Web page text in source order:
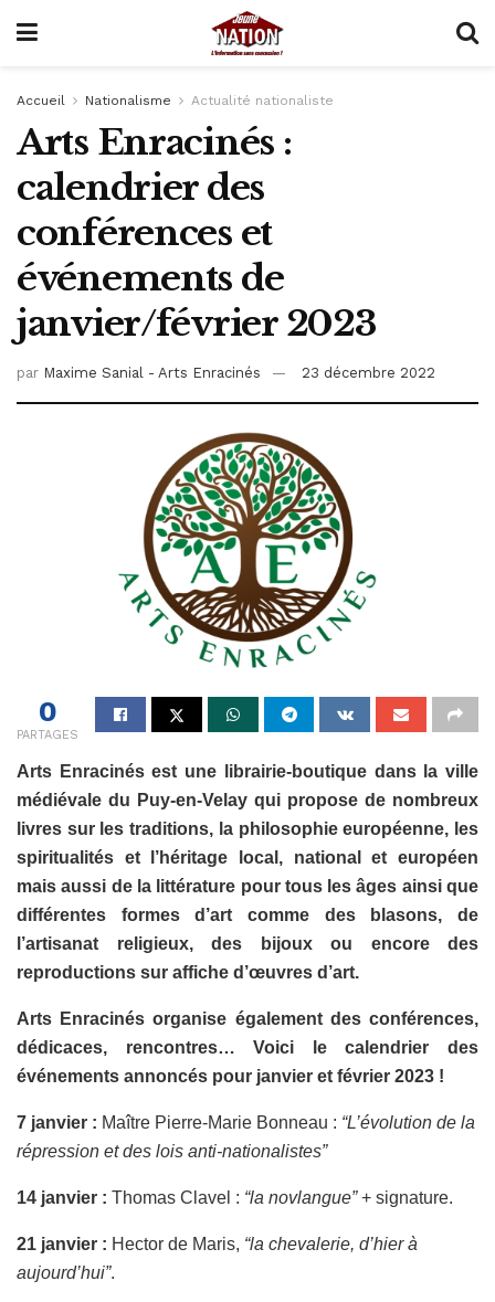
Accueil Nationalisme Actualité nationaliste
Arts Enracinés :
calendrier des
conférences et
événements de
janvier/février 2023
par Maxime Sanial - Arts Enracinés 23 décembre 2022
0
PARTAGES
Arts Enracinés est une librairie-boutique dans la ville
médiévale du Puy-en-Velay qui propose de nombreux
livres sur les traditions, la philosophie européenne, les
spiritualités et l’héritage local, national et européen
mais aussi de la littérature pour tous les âges ainsi que
différentes formes d’art comme des blasons, de
l’artisanat religieux, des bijoux ou encore des
reproductions sur affiche d’œuvres d’art.
Arts Enracinés organise également des conférences,
dédicaces, rencontres… Voici le calendrier des
événements annoncés pour janvier et février 2023 !
7 janvier : Maître Pierre-Marie Bonneau : “L’évolution de la
répression et des lois anti-nationalistes”
14 janvier : Thomas Clavel : “la novlangue”+ signature.
21 janvier : Hector de Maris, “la chevalerie, d’hier à
aujourd’hui”.